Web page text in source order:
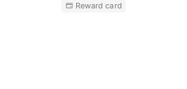
Reward card